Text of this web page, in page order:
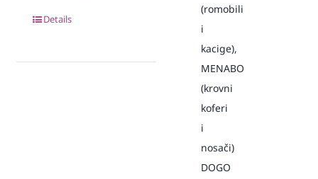
Details
(romobili
i
kacige),
MENABO
(krovni
koferi
i
nosači)
DOGO